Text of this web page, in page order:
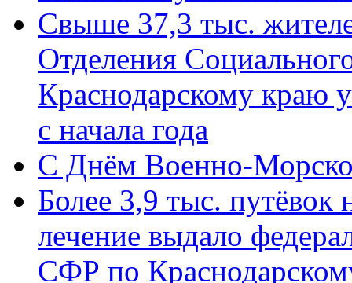
Свыше 37,3 тыс.
Отделения
Краснодарскому краю
с начала года
C Днём Военно-
Более 3,9 тыс. путёвок
лечение выдало
СФР по